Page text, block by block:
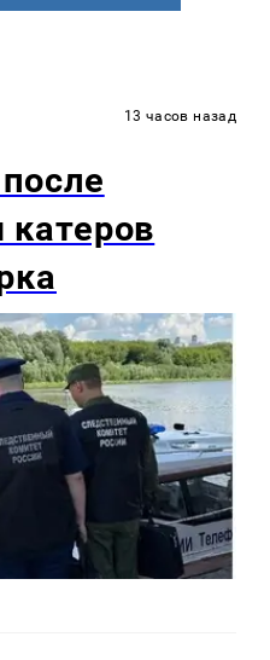
13 часов назад
катеров